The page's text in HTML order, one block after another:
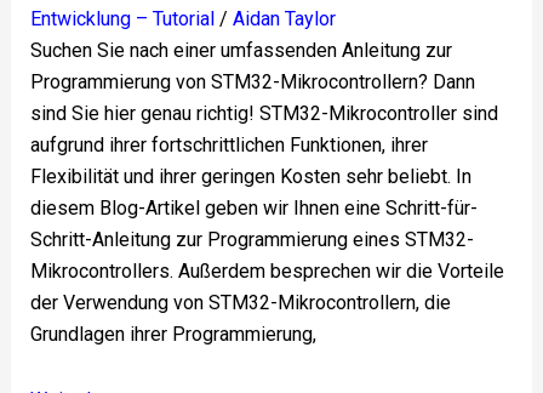
Entwicklung – Tutorial/ Aidan Taylor
Suchen Sie nach einer umfassenden Anleitung zur
Programmierung von STM32-Mikrocontrollern? Dann
sind Sie hier genau richtig! STM32-Mikrocontroller sind
aufgrund ihrer fortschrittlichen Funktionen, ihrer
Flexibilität und ihrer geringen Kosten sehr beliebt. In
diesem Blog-Artikel geben wir Ihnen eine Schritt-für-
Schritt-Anleitung zur Programmierung eines STM32-
Mikrocontrollers. Außerdem besprechen wir die Vorteile
der Verwendung von STM32-Mikrocontrollern, die
Grundlagen ihrer Programmierung,